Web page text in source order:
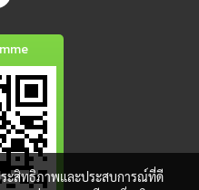
ระสิทธิภาพและประสบการณ์ที่ดี